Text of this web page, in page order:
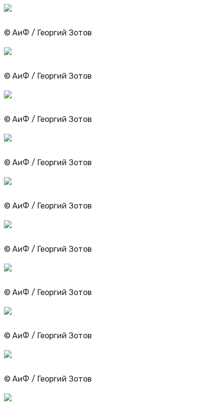
© АиФ / Георгий Зотов
© АиФ / Георгий Зотов
© АиФ / Георгий Зотов
© АиФ / Георгий Зотов
© АиФ / Георгий Зотов
© АиФ / Георгий Зотов
© АиФ / Георгий Зотов
© АиФ / Георгий Зотов
© АиФ / Георгий Зотов